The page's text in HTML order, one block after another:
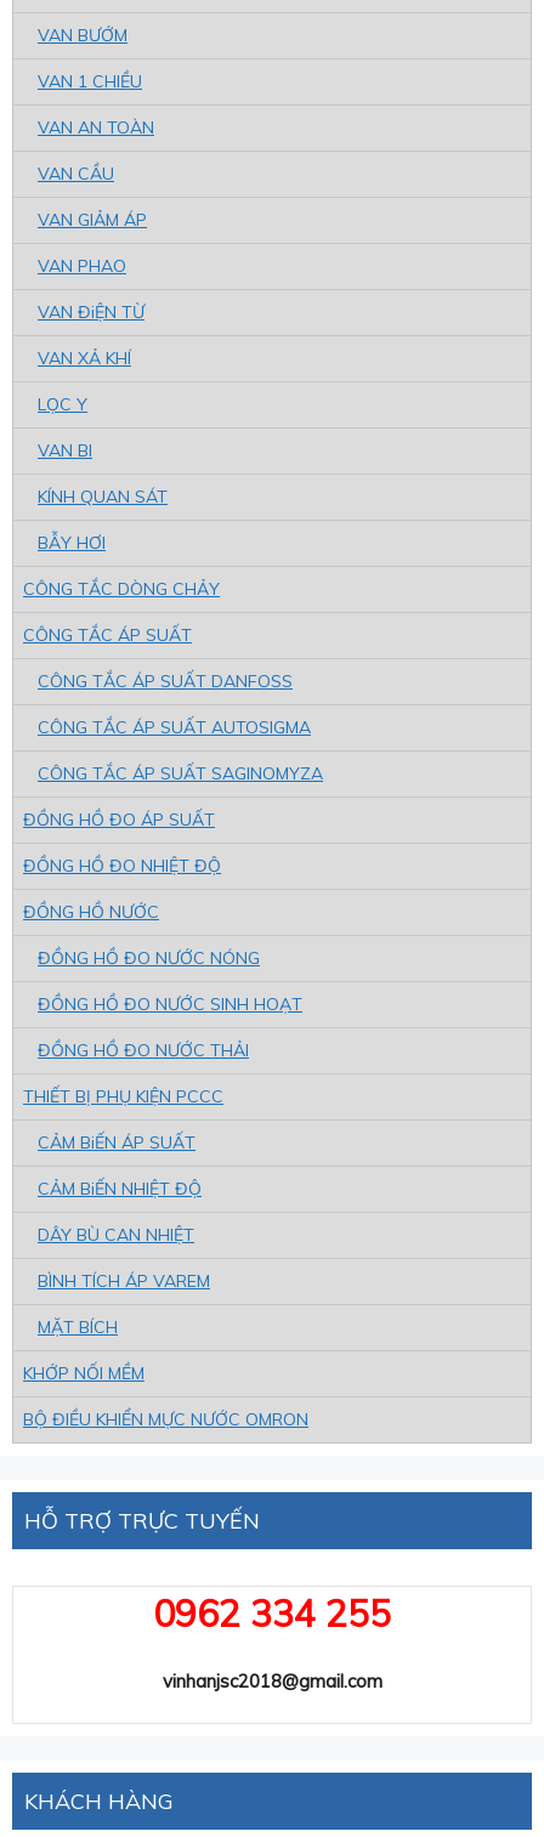
VAN BƯỚM
VAN 1 CHIỀU
VAN AN TOÀN
VAN CẦU
VAN GIẢM ÁP
VAN PHAO
VAN ĐiỆN TỪ
VAN XẢ KHÍ
LỌC Y
VAN BI
KÍNH QUAN SÁT
BẪY HƠI
CÔNG TẮC DÒNG CHẢY
CÔNG TẮC ÁP SUẤT
CÔNG TẮC ÁP SUẤT DANFOSS
CÔNG TẮC ÁP SUẤT AUTOSIGMA
CÔNG TẮC ÁP SUẤT SAGINOMYZA
ĐỒNG HỒ ĐO ÁP SUẤT
ĐỒNG HỒ ĐO NHIỆT ĐỘ
ĐỒNG HỒ NƯỚC
ĐỒNG HỒ ĐO NƯỚC NÓNG
ĐỒNG HỒ ĐO NƯỚC SINH HOẠT
ĐỒNG HỒ ĐO NƯỚC THẢI
THIẾT BỊ PHỤ KIỆN PCCC
CẢM BiẾN ÁP SUẤT
CẢM BiẾN NHIỆT ĐỘ
DÂY BÙ CAN NHIỆT
BÌNH TÍCH ÁP VAREM
MẶT BÍCH
KHỚP NỐI MỀM
BỘ ĐIỀU KHIỂN MỰC NƯỚC OMRON
HỖ TRỢ TRỰC TUYẾN
0962 334 255
vinhanjsc2018@gmail.com
KHÁCH HÀNG